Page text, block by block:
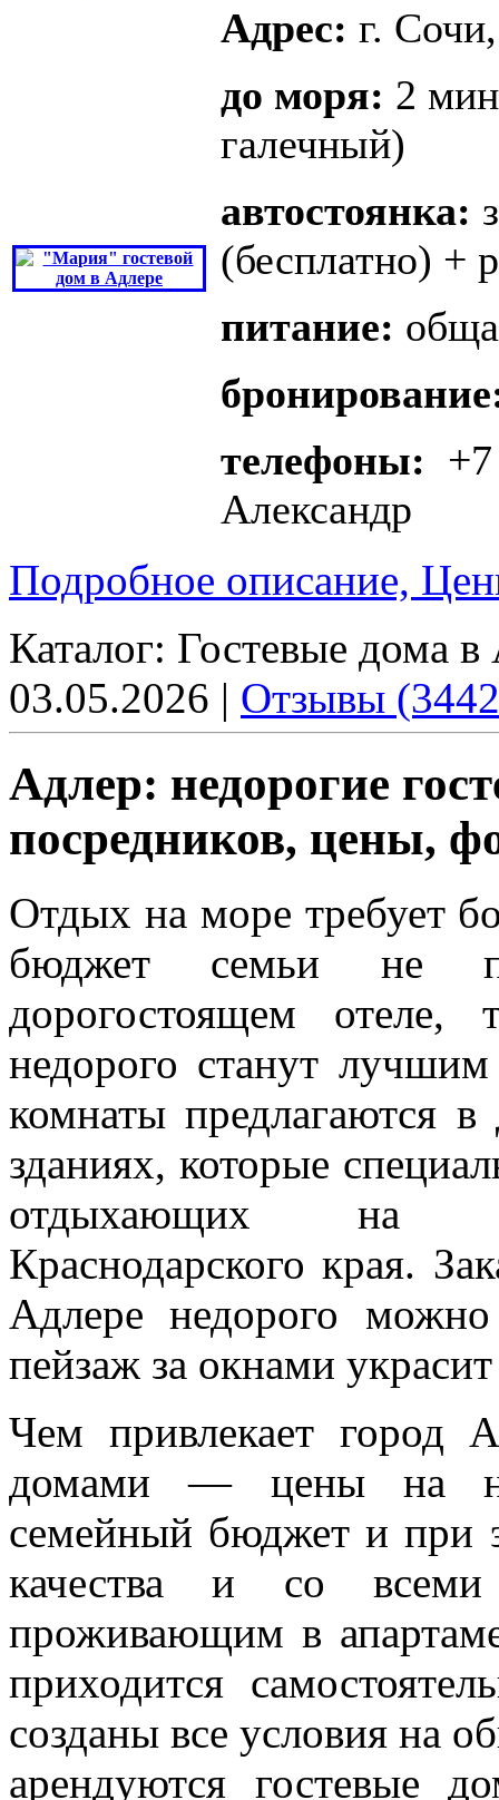
Адрес: г.
до моря: 2
галечный)
автостоянка:
(бесплатно) +
питание:
телефоны:
Александр
Подробное описание,
Каталог: Гостевые дома в
03.05.2026 | Отзывы
Адлер: недорогие
посредников, цены,
Отдых на море требует
бюджет семьи не
дорогостоящем
недорого станут
комнаты предлагаются
зданиях, которые
отдыхающих на
Краснодарского края.
Адлере недорого
пейзаж за окнами
Чем привлекает город
домами — цены на
семейный бюджет и при
качества и со всеми
проживающим в
приходится
созданы все условия на
арендуются гостевые